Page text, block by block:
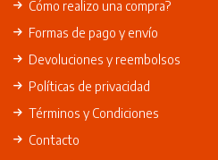
Cómo realizo una compra?
Formas de pago y envío
Devoluciones y reembolsos
Políticas de privacidad
Términos y Condiciones
Contacto